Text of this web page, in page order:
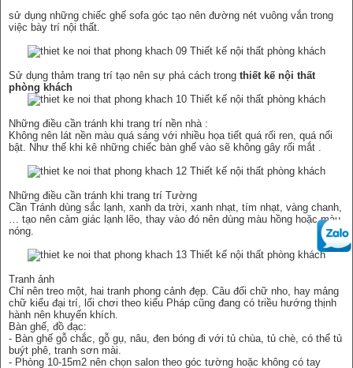
sử dụng những chiếc ghế sofa góc tạo nên đường nét vuông vắn trong
việc bày trí nội thất.
Sử dụng thảm trang trí tạo nên sự phá cách trong thiết kế nội thất
phòng khách
Những điều cần tránh khi trang trí nền nhà :
Không nên lát nền màu quá sáng với nhiều họa tiết quá rối ren, quá nổi
bật. Như thế khi kê những chiếc bàn ghế vào sẽ không gây rối mắt .
Những điều cần tránh khi trang trí Tường
Cần Tránh dùng sắc lạnh, xanh da trời, xanh nhạt, tím nhạt, vàng chanh,
… tạo nên cảm giác lạnh lẽo, thay vào đó nên dùng màu hồng hoặc màu
nóng.
Tranh ảnh
Chỉ nên treo một, hai tranh phong cảnh đẹp. Câu đối chữ nho, hay mảng
chữ kiểu đại trí, lối chơi theo kiểu Pháp cũng đang có triều hướng thịnh
hành nên khuyến khích.
Bàn ghế, đồ đạc:
- Bàn ghế gỗ chắc, gỗ gụ, nâu, đen bóng đi với tủ chùa, tủ chè, có thể tủ
buýt phê, tranh sơn mài.
- Phòng 10-15m2 nên chọn salon theo góc tường hoặc không có tay